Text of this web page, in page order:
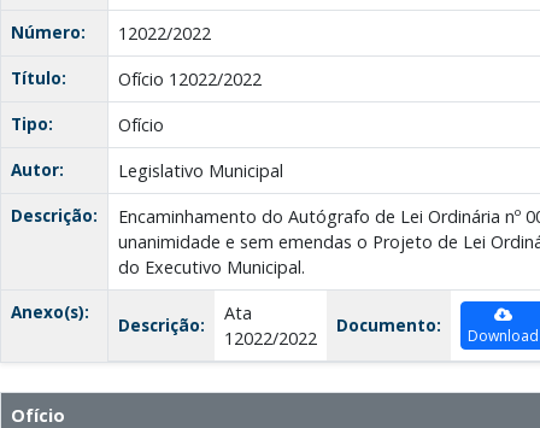
Número:
12022/2022
Título:
Ofício 12022/2022
Tipo:
Ofício
Autor:
Legislativo Municipal
Descrição:
Encaminhamento do Autógrafo de Lei Ordinária nº
unanimidade e sem emendas o Projeto de Lei
do Executivo Municipal.
Anexo(s):
Descrição:
Ata
12022/2022
Documento: Download
Ofício